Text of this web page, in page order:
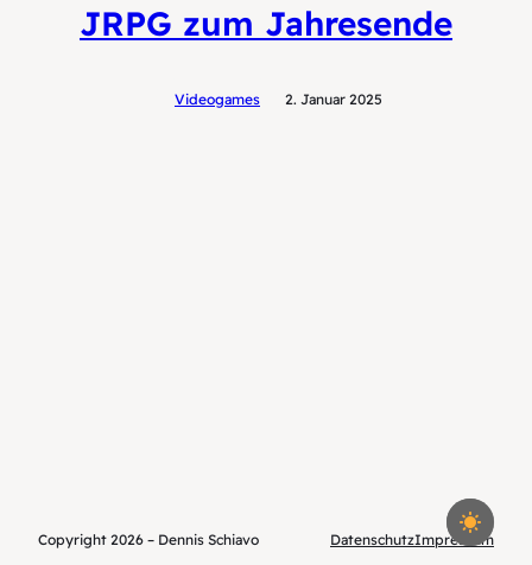
JRPG zum Jahresende
Videogames 2. Januar 2025
Copyright 2026 – Dennis Schiavo DatenschutzImpressum